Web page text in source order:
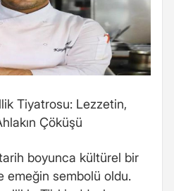
Tiyatrosu: Lezzetin,
Çöküşü
boyunca kültürel bir
emeğin sembolü oldu.